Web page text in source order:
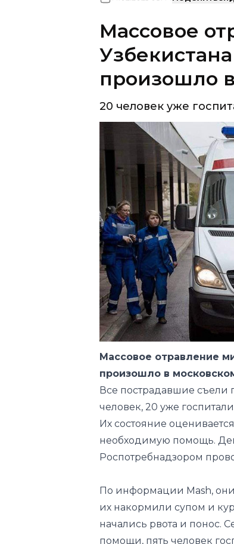
Массовое
произошло
20 человек уже
Массовое отравление
произошло в
Все пострадавшие съели
человек, 20 уже
Их состояние
необходимую помощь.
Роспотребнадзором
По информации Mash,
их накормили супом и
начались рвота и понос.
помощи, пять человек